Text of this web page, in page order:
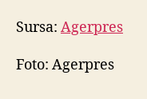
Sursa: Agerpres
Foto: Agerpres